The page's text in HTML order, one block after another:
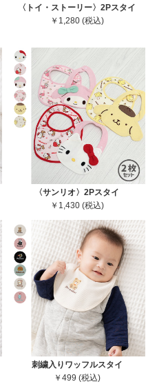
〈トイ・ストーリー〉2Pスタイ
￥1,280 (税込)
〈サンリオ〉2Pスタイ
￥1,430 (税込)
刺繍入りワッフルスタイ
￥499 (税込)